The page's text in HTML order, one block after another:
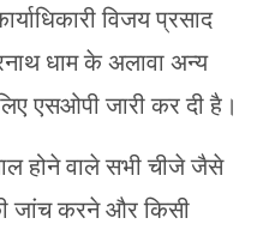
विजय प्रसाद
धाम के अलावा अन्य
एसओपी जारी कर दी है।
होने वाले सभी चीजे जैसे
जांच करने और किसी